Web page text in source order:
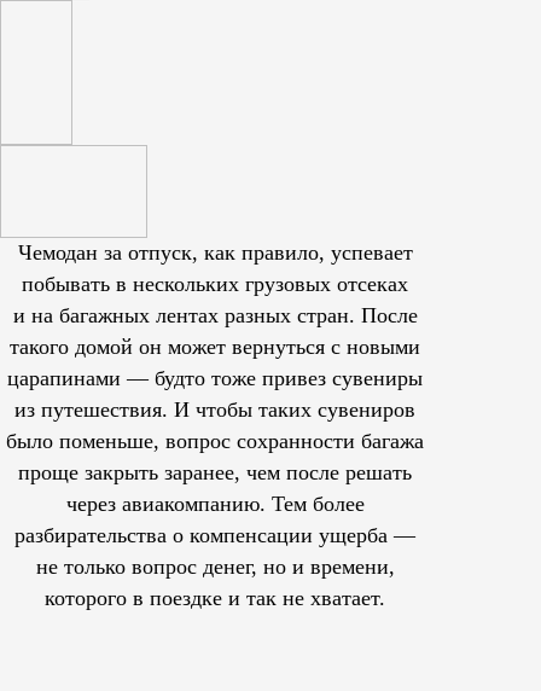
Чемодан за отпуск, как правило, успевает
побывать в нескольких грузовых отсеках
и на багажных лентах разных стран. После
такого домой он может вернуться с новыми
царапинами — будто тоже привез сувениры
из путешествия. И чтобы таких сувениров
было поменьше, вопрос сохранности багажа
проще закрыть заранее, чем после решать
через авиакомпанию. Тем более
разбирательства о компенсации ущерба —
не только вопрос денег, но и времени,
которого в поездке и так не хватает.